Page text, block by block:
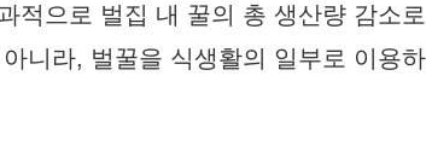
적으로 벌집 내 꿀의 총 생산량 감소
니라, 벌꿀을 식생활의 일부로 이용하